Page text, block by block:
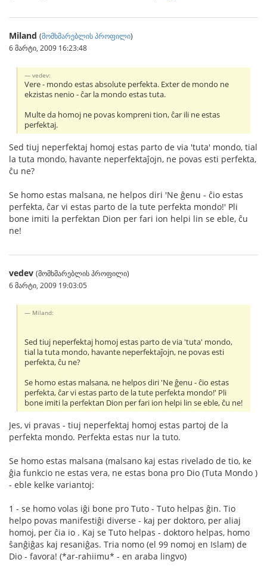
Miland (მომხმარებლის პროფილი)
6 მარტი, 2009 16:23:48
vedev:
Vere - mondo estas absolute perfekta. Exter de mondo ne
ekzistas nenio - ĉar la mondo estas tuta.
Multe da homoj ne povas kompreni tion, ĉar ili ne estas
perfektaj.
Sed tiuj neperfektaj homoj estas parto de via 'tuta' mondo, tial
la tuta mondo, havante neperfektaĵojn, ne povas esti perfekta,
ĉu ne?
Se homo estas malsana, ne helpos diri 'Ne ĝenu - ĉio estas
perfekta, ĉar vi estas parto de la tute perfekta mondo!' Pli
bone imiti la perfektan Dion per fari ion helpi lin se eble, ĉu
ne!
vedev (მომხმარებლის პროფილი)
6 მარტი, 2009 19:03:05
Miland:
Sed tiuj neperfektaj homoj estas parto de via 'tuta' mondo,
tial la tuta mondo, havante neperfektaĵojn, ne povas esti
perfekta, ĉu ne?
Se homo estas malsana, ne helpos diri 'Ne ĝenu - ĉio estas
perfekta, ĉar vi estas parto de la tute perfekta mondo!' Pli
bone imiti la perfektan Dion per fari ion helpi lin se eble, ĉu ne!
Jes, vi pravas - tiuj neperfektaj homoj estas partoj de la
perfekta mondo. Perfekta estas nur la tuto.
Se homo estas malsana (malsano kaj estas rivelado de tio, ke
ĝia funkcio ne estas vera, ne estas bona pro Dio (Tuta Mondo )
- eble kelke variantoj:
1 - se homo volas iĝi bone pro Tuto - Tuto helpas ĝin. Tio
helpo povas manifestiĝi diverse - kaj per doktoro, per aliaj
homoj, per ĉia io . Kaj se Tuto helpas - doktoro helpas, homo
ŝanĝiĝas kaj resaniĝas. Tria nomo (el 99 nomoj en Islam) de
Dio - favora! (*ar-rahiimu* - en araba lingvo)